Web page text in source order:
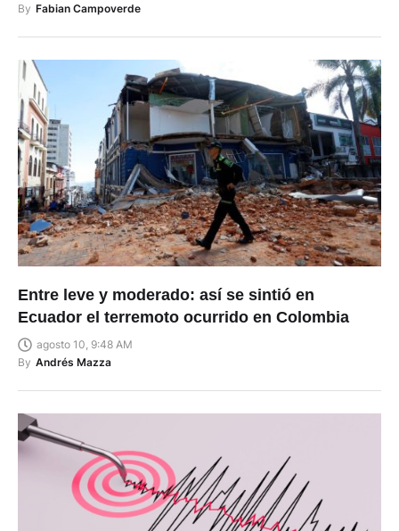
By Fabian Campoverde
Entre leve y moderado: así se sintió en
Ecuador el terremoto ocurrido en Colombia
agosto 10, 9:48 AM
By Andrés Mazza